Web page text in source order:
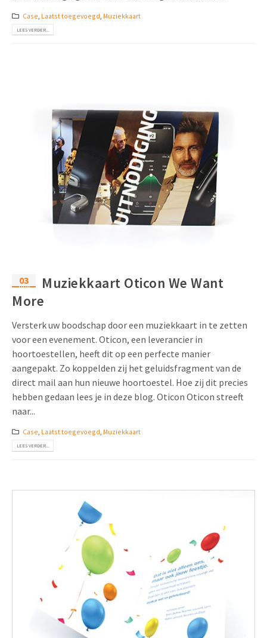
Case Laatst toegevoegd Muziekkaart
LEES VERDER...
03
nov
Muziekkaart Oticon We Want
More
Versterk uw boodschap door een muziekkaart in te zetten
voor een evenement. Oticon, een leverancier in
hoortoestellen, heeft dit op een perfecte manier
aangepakt. Zo koppelden zij het geluidsfragment van de
direct mail aan hun nieuwe hoortoestel. Hoe zij dit precies
hebben gedaan lees je in deze blog. Oticon Oticon streeft
naar...
Case Laatst toegevoegd Muziekkaart
LEES VERDER...